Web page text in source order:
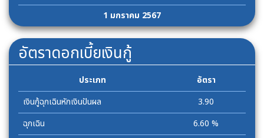
1 มกราคม 2567
อัตราดอกเบี้ยเงินกู้
ประเภท
อัตรา
เงินกู้ฉุกเฉินหักเงินปันผล
3.90
ฉุกเฉิน
6.60 %